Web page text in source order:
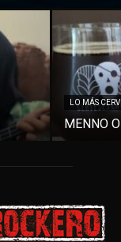
LO MÁS
MENNO